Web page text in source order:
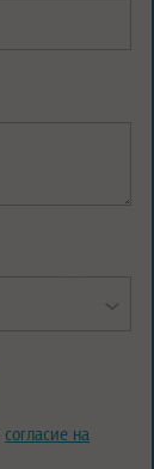
согласие на